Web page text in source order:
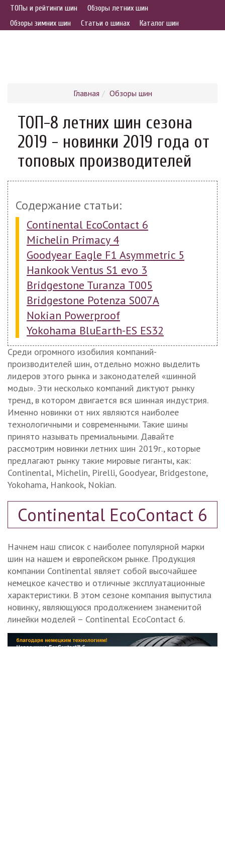
ТОПы и рейтинги шин
Обзоры летних шин
Обзоры зимних шин
Статьи о шинах Каталог шин
Главная Обзоры шин
ТОП-8 летних шин сезона
2019 - новинки 2019 года от
топовых производителей
Содержание статьи:
Continental EcoContact 6
Michelin Primacy 4
Goodyear Eagle F1 Asymmetric 5
Hankook Ventus S1 evo 3
Bridgestone Turanza T005
Bridgestone Potenza S007А
Nokian Powerproof
Yokohama BluEarth-ES ES32
Среди огромного изобилия компаний-
производителей шин, отдельно можно выделить
лидеров этого рынка и законодателей «шинной
моды». Эти несколько компаний диктуют рынку
тренд, в котором двигается вся шинная индустрия.
Именно новинки от них являются наиболее
технологичными и современными. Такие шины
принято называть премиальными. Давайте
рассмотрим новинки летних шин 2019г., которые
предлагают рынку такие мировые гиганты, как:
Continental, Michelin, Pirelli, Goodyear, Bridgestone,
Yokohama, Hankook, Nokian.
Continental EcoContact 6
Начнем наш список с наиболее популярной марки
шин на нашем и европейском рынке. Продукция
компании Continental являет собой высочайшее
немецкое качество и отличные эксплуатационные
характеристики. В этом сезоне компания выпустила
новинку, являющуюся продолжением знаменитой
линейки моделей – Continental EcoContact 6.